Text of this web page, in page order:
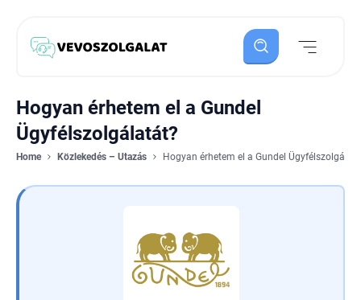
Hogyan érhetem el a Gundel
Ügyfélszolgálatát?
Home Közlekedés – Utazás Hogyan érhetem el a Gundel